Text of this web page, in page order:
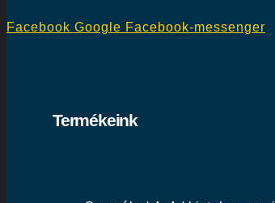
Facebook Google Facebook-messenger
Termékeink